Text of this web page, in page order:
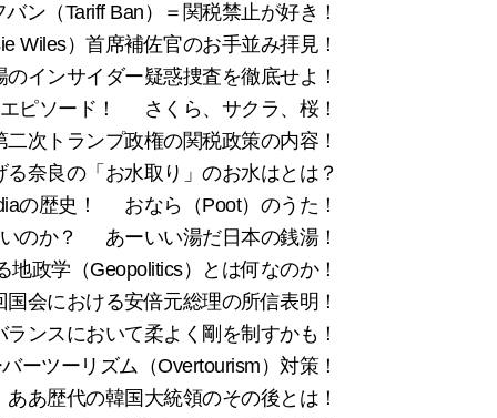
ン（Tariff Ban）＝関税禁止が好き！
Wiles）首席補佐官のお手並み拝見！
インサイダー疑惑捜査を徹底せよ！
ピソード！
さくら、サクラ、桜！
次トランプ政権の関税政策の内容！
る奈良の「お水取り」のお水はとは？
の歴史！
おなら（Poot）のうた！
のか？
あーいい湯だ日本の銭湯！
地政学（Geopolitics）とは何なのか！
会における安倍元総理の所信表明！
ンスにおいて柔よく剛を制すかも！
ーツーリズム（Overtourism）対策！
ああ歴代の韓国大統領のその後とは！